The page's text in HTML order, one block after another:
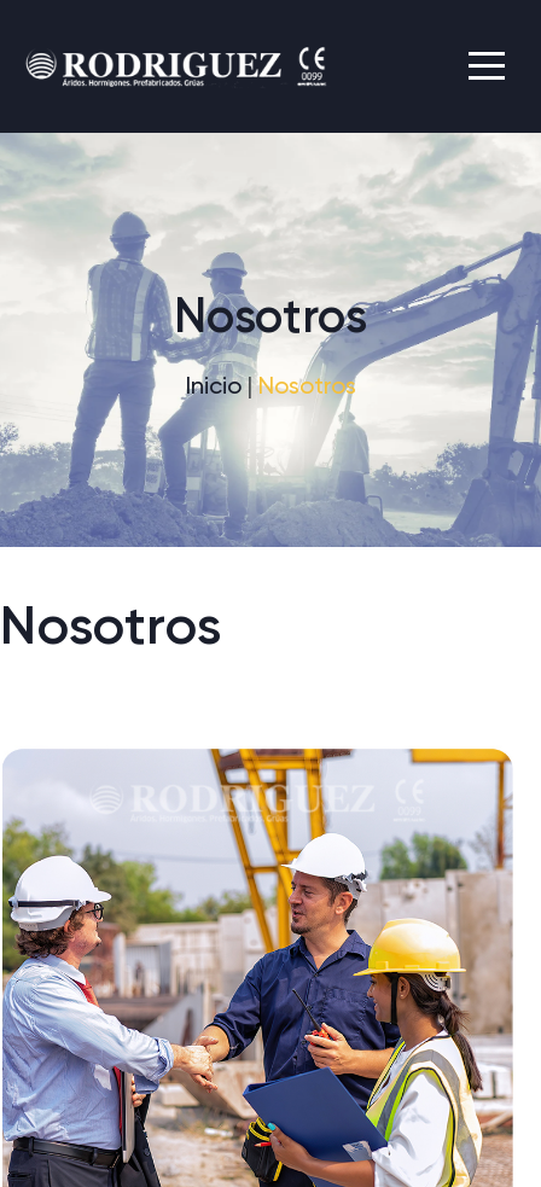
Nosotros
Inicio Nosotros
Nosotros